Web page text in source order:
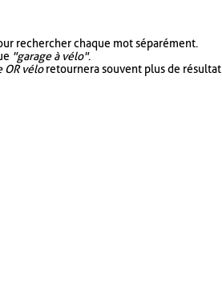
rechercher chaque mot séparément.
"garage à vélo".
OR véloretournera souvent plus de résultat